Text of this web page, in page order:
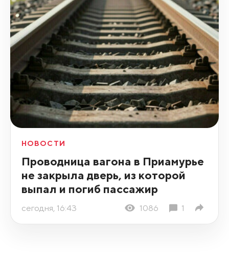
НОВОСТИ
Проводница вагона в Приамурье
не закрыла дверь, из которой
выпал и погиб пассажир
сегодня, 16:43 1086 1